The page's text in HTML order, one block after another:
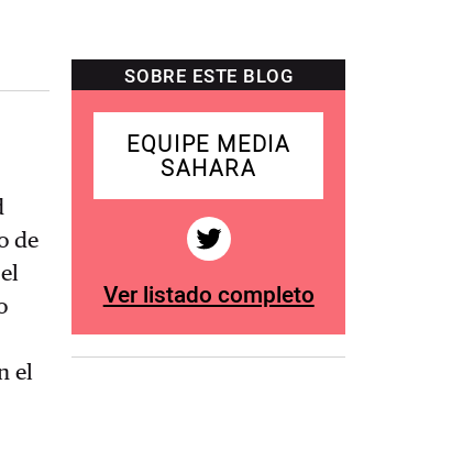
de
el
SOBRE ESTE BLOG
EQUIPE MEDIA
SAHARA
Ver listado completo